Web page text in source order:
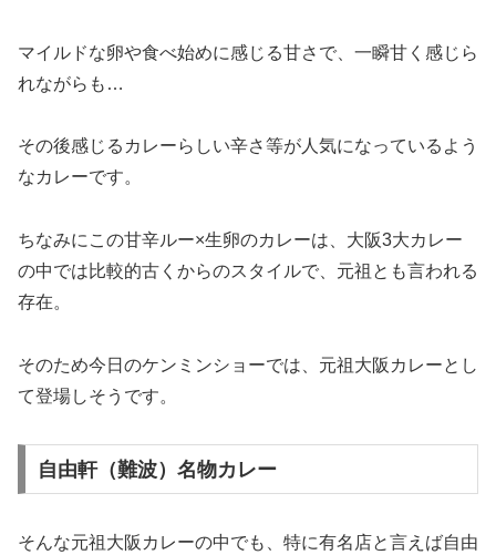
マイルドな卵や食べ始めに感じる甘さで、一瞬甘く感じら
れながらも…
その後感じるカレーらしい辛さ等が人気になっているよう
なカレーです。
ちなみにこの甘辛ルー×生卵のカレーは、大阪3大カレー
の中では比較的古くからのスタイルで、元祖とも言われる
存在。
そのため今日のケンミンショーでは、元祖大阪カレーとし
て登場しそうです。
自由軒（難波）名物カレー
そんな元祖大阪カレーの中でも、特に有名店と言えば自由